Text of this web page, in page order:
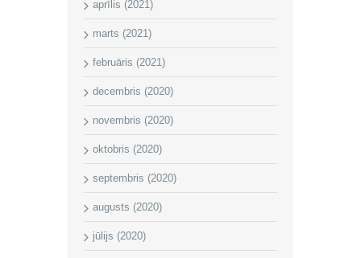
aprīlis (2021)
marts (2021)
februāris (2021)
decembris (2020)
novembris (2020)
oktobris (2020)
septembris (2020)
augusts (2020)
jūlijs (2020)